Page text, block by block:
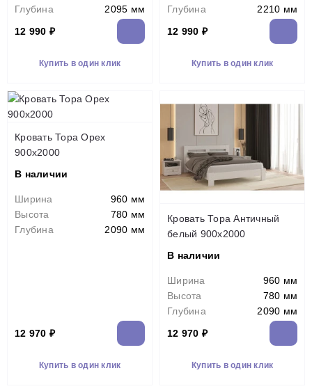
Глубина
2095 мм
12 990 ₽
Купить в один клик
Глубина
2210 мм
12 990 ₽
Купить в один клик
Кровать Тора Орех
900х2000
В наличии
Ширина
960 мм
Высота
780 мм
Глубина
2090 мм
12 970 ₽
Купить в один клик
Кровать Тора Античный
белый 900х2000
В наличии
Ширина
960 мм
Высота
780 мм
Глубина
2090 мм
12 970 ₽
Купить в один клик